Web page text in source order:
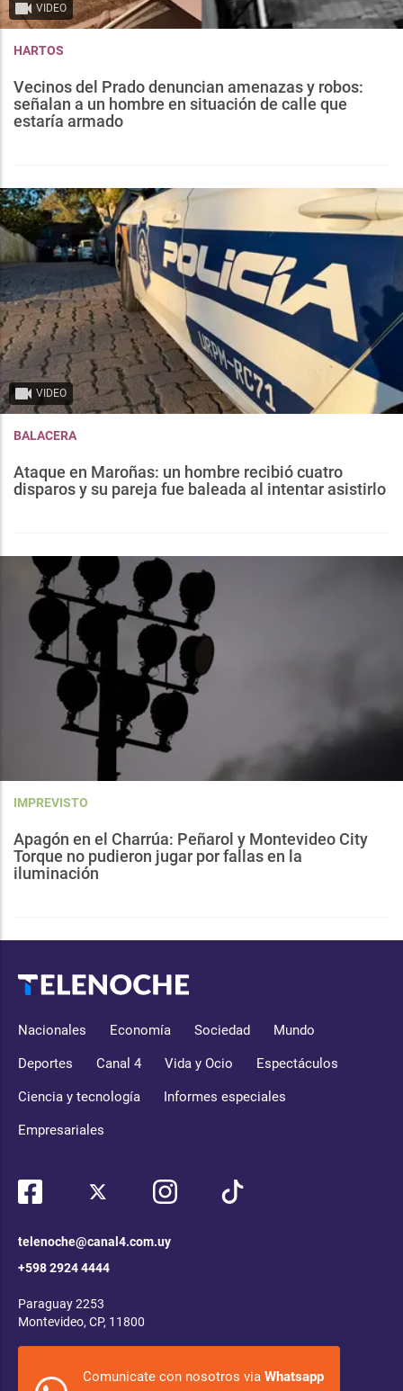
VIDEO
HARTOS
Vecinos del Prado denuncian amenazas y robos:
señalan a un hombre en situación de calle que
estaría armado
VIDEO
BALACERA
Ataque en Maroñas: un hombre recibió cuatro
disparos y su pareja fue baleada al intentar asistirlo
IMPREVISTO
Apagón en el Charrúa: Peñarol y Montevideo City
Torque no pudieron jugar por fallas en la
iluminación
Nacionales Economía Sociedad Mundo
Deportes Canal 4 Vida y Ocio Espectáculos
Ciencia y tecnología Informes especiales
Empresariales
telenoche@canal4.com.uy
+598 2924 4444
Paraguay 2253
Montevideo, CP, 11800
Comunicate con nosotros via Whatsapp